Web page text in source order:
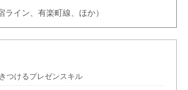
イン、有楽町線、ほか）
つけるプレゼンスキル